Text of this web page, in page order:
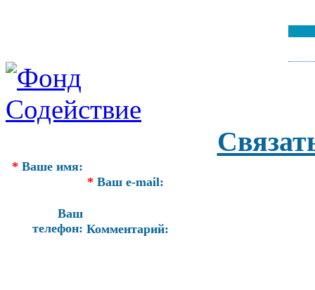
* Ваше имя:
* Ваш e-mail:
Ваш
телефон: Комментарий: